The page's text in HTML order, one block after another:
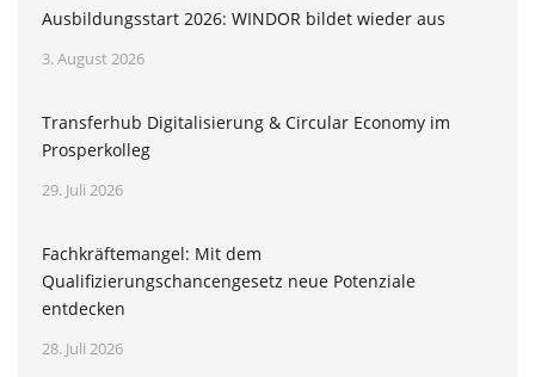
Ausbildungsstart 2026: WINDOR bildet wieder aus
3. August 2026
Transferhub Digitalisierung & Circular Economy im
Prosperkolleg
29. Juli 2026
Fachkräftemangel: Mit dem
Qualifizierungschancengesetz neue Potenziale
entdecken
28. Juli 2026